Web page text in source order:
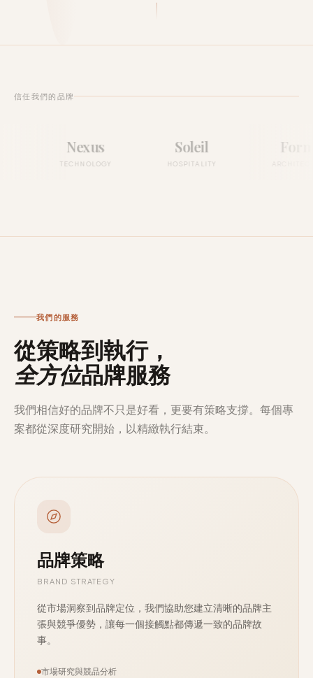
信任我們的品牌
TECHNOLOGY
我們的服務
從策略到執行，
全方位品牌服務
我們相信好的品牌不只是好看，更要有策略支撐。每個專
案都從深度研究開始，以精緻執行結束。
品牌策略
BRAND STRATEGY
從市場洞察到品牌定位，我們協助您建立清晰的品牌主
張與競爭優勢，讓每一個接觸點都傳遞一致的品牌故
事。
市場研究與競品分析